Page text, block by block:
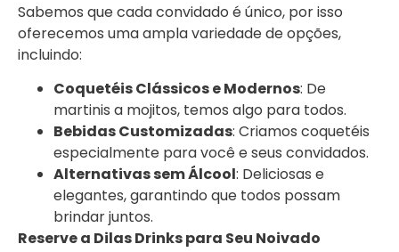
Sabemos que cada convidado é único, por isso
oferecemos uma ampla variedade de opções,
incluindo:
Coquetéis Clássicos e Modernos: De
martinis a mojitos, temos algo para todos.
Bebidas Customizadas: Criamos coquetéis
especialmente para você e seus convidados.
Alternativas sem Álcool: Deliciosas e
elegantes, garantindo que todos possam
brindar juntos.
Reserve a Dilas Drinks para Seu Noivado